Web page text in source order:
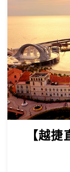
【越